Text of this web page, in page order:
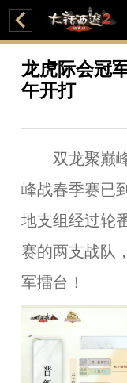
龙虎际会冠
午开打
双龙聚巅峰
峰战春季赛已
地支组经过轮
赛的两支战队
军擂台！